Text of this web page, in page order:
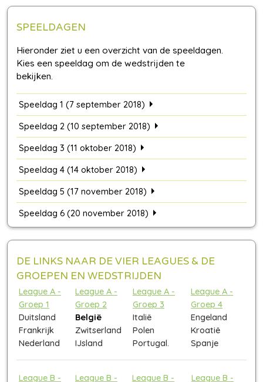
SPEELDAGEN
Speeldag 1 (7 september 2018)
Speeldag 2 (10 september 2018)
Speeldag 3 (11 oktober 2018)
Speeldag 4 (14 oktober 2018)
Speeldag 5 (17 november 2018)
Speeldag 6 (20 november 2018)
DE LINKS NAAR DE VIER LEAGUES & DE
GROEPEN EN WEDSTRIJDEN
League A -
Groep 1
Duitsland
Frankrijk
Nederland
League A -
Groep 2
België
Zwitserland
IJsland
League A -
Groep 3
Italië
Polen
Portugal.
League A -
Groep 4
Engeland
Kroatië
Spanje
League B -
League B -
League B -
League B -